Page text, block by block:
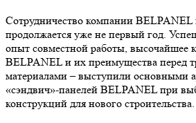
Сотрудничество компании BELPANEL
продолжается уже не первый год.
опыт совместной работы, высочайшее
BELPANEL и их преимущества перед
материалами – выступили основными
«сэндвич»-панелей BELPANEL при
конструкций для нового строительства.